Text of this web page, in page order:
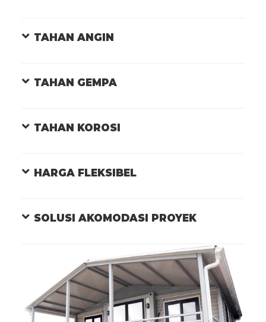
TAHAN ANGIN
TAHAN GEMPA
TAHAN KOROSI
HARGA FLEKSIBEL
SOLUSI AKOMODASI PROYEK